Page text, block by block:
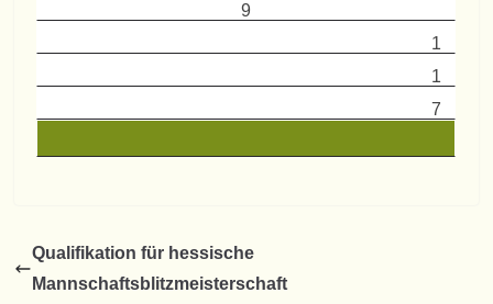
9
1
1
7
Qualifikation für hessische
Mannschaftsblitzmeisterschaft